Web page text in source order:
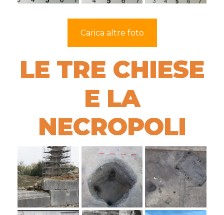
Carica altre foto
LE TRE CHIESE
E LA
NECROPOLI